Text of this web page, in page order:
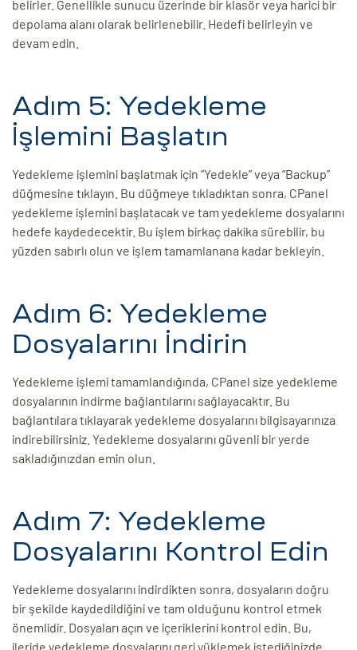
belirler. Genellikle sunucu üzerinde bir klasör veya harici bir
depolama alanı olarak belirlenebilir. Hedefi belirleyin ve
devam edin.
Adım 5: Yedekleme
İşlemini Başlatın
Yedekleme işlemini başlatmak için “Yedekle” veya “Backup”
düğmesine tıklayın. Bu düğmeye tıkladıktan sonra, CPanel
yedekleme işlemini başlatacak ve tam yedekleme dosyalarını
hedefe kaydedecektir. Bu işlem birkaç dakika sürebilir, bu
yüzden sabırlı olun ve işlem tamamlanana kadar bekleyin.
Adım 6: Yedekleme
Dosyalarını İndirin
Yedekleme işlemi tamamlandığında, CPanel size yedekleme
dosyalarının indirme bağlantılarını sağlayacaktır. Bu
bağlantılara tıklayarak yedekleme dosyalarını bilgisayarınıza
indirebilirsiniz. Yedekleme dosyalarını güvenli bir yerde
sakladığınızdan emin olun.
Adım 7: Yedekleme
Dosyalarını Kontrol Edin
Yedekleme dosyalarını indirdikten sonra, dosyaların doğru
bir şekilde kaydedildiğini ve tam olduğunu kontrol etmek
önemlidir. Dosyaları açın ve içeriklerini kontrol edin. Bu,
ileride yedekleme dosyalarını geri yüklemek istediğinizde